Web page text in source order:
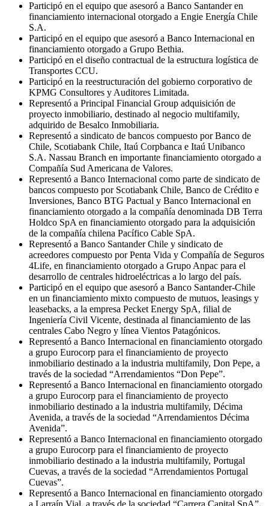
Participó en el equipo que asesoró a Banco Santander en
financiamiento internacional otorgado a Engie Energía Chile
S.A.
Participó en el equipo que asesoró a Banco Internacional en
financiamiento otorgado a Grupo Bethia.
Participó en el diseño contractual de la estructura logística de
Transportes CCU.
Participó en la reestructuración del gobierno corporativo de
KPMG Consultores y Auditores Limitada.
Representó a Principal Financial Group adquisición de
proyecto inmobiliario, destinado al negocio multifamily,
adquirido de Besalco Inmobiliaria.
Representó a sindicato de bancos compuesto por Banco de
Chile, Scotiabank Chile, Itaú Corpbanca e Itaú Unibanco
S.A. Nassau Branch en importante financiamiento otorgado a
Compañía Sud Americana de Valores.
Representó a Banco Internacional como parte de sindicato de
bancos compuesto por Scotiabank Chile, Banco de Crédito e
Inversiones, Banco BTG Pactual y Banco Internacional en
financiamiento otorgado a la compañía denominada DB Terra
Holdco SpA en financiamiento otorgado para la adquisición
de la compañía chilena Pacífico Cable SpA.
Representó a Banco Santander Chile y sindicato de
acreedores compuesto por Penta Vida y Compañía de Seguros
4Life, en financiamiento otorgado a Grupo Anpac para el
desarrollo de centrales hidroeléctricas a lo largo del país.
Participó en el equipo que asesoró a Banco Santander-Chile
en un financiamiento mixto compuesto de mutuos, leasings y
leasebacks, a la empresa Pecket Energy SpA, filial de
Ingeniería Civil Vicente, destinada al financiamiento de las
centrales Cabo Negro y línea Vientos Patagónicos.
Representó a Banco Internacional en financiamiento otorgado
a grupo Eurocorp para el financiamiento de proyecto
inmobiliario destinado a la industria multifamily, Don Pepe, a
través de la sociedad “Arrendamientos “Don Pepe”.
Representó a Banco Internacional en financiamiento otorgado
a grupo Eurocorp para el financiamiento de proyecto
inmobiliario destinado a la industria multifamily, Décima
Avenida, a través de la sociedad “Arrendamientos Décima
Avenida”.
Representó a Banco Internacional en financiamiento otorgado
a grupo Eurocorp para el financiamiento de proyecto
inmobiliario destinado a la industria multifamily, Portugal
Cuevas, a través de la sociedad “Arrendamientos Portugal
Cuevas”.
Representó a Banco Internacional en financiamiento otorgado
a Larraín Vial, a través de la sociedad “Carrera Capital SpA”,